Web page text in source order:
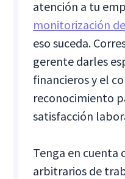
atención a tu
monitorización
eso suceda.
gerente darles
financieros y el
reconocimiento
satisfacción
Tenga en cuenta
arbitrarios de